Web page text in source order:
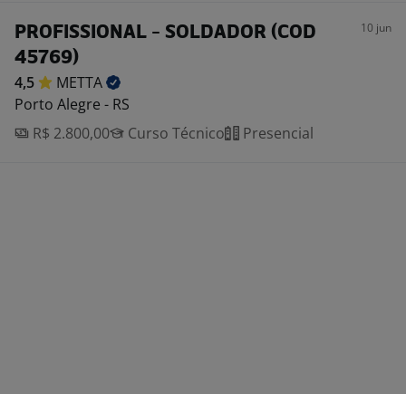
PROFISSIONAL - SOLDADOR (COD
45769)
10 jun
4,5
METTA
Porto Alegre - RS
R$ 2.800,00
Curso Técnico Presencial